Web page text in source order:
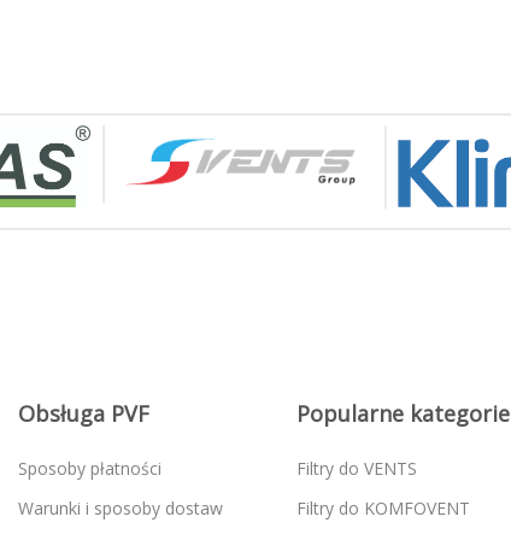
Obsługa PVF
Sposoby płatności
Warunki i sposoby dostaw
Popularne kategorie
Filtry do VENTS
Filtry do KOMFOVENT